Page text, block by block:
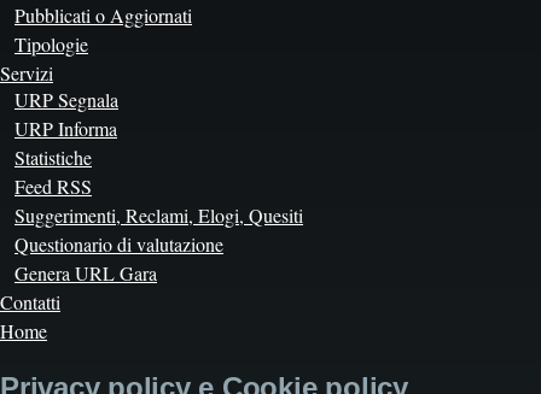
Pubblicati o Aggiornati
Tipologie
Servizi
URP Segnala
URP Informa
Statistiche
Feed RSS
Suggerimenti, Reclami, Elogi, Quesiti
Questionario di valutazione
Genera URL Gara
Contatti
Home
Privacy policy e Cookie policy